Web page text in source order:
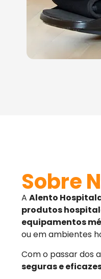
Sobre
A Alento
produtos
equipamentos
ou em ambientes
Com o passar dos
seguras e